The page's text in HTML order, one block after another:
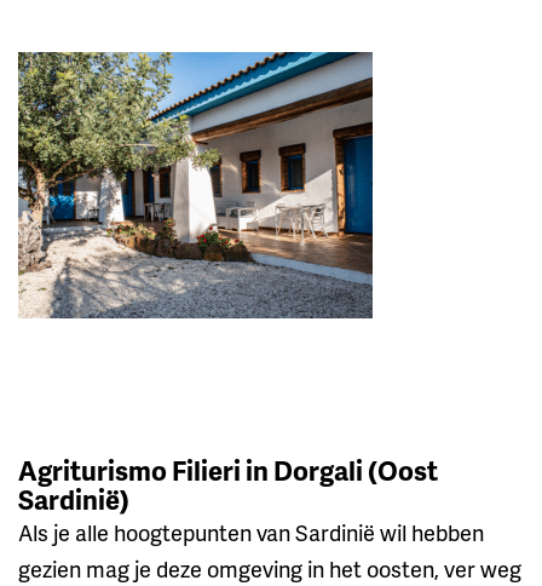
Agriturismo Filieri in Dorgali (Oost
Sardinië)
Als je alle hoogtepunten van Sardinië wil hebben
gezien mag je deze omgeving in het oosten, ver weg